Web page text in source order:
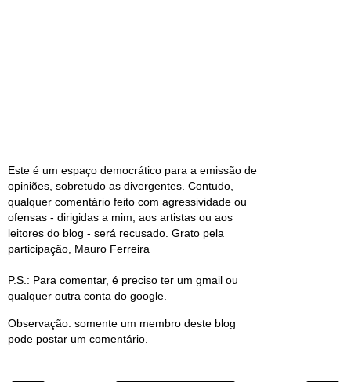
Este é um espaço democrático para a emissão de
opiniões, sobretudo as divergentes. Contudo,
qualquer comentário feito com agressividade ou
ofensas - dirigidas a mim, aos artistas ou aos
leitores do blog - será recusado. Grato pela
participação, Mauro Ferreira
P.S.: Para comentar, é preciso ter um gmail ou
qualquer outra conta do google.
Observação: somente um membro deste blog
pode postar um comentário.